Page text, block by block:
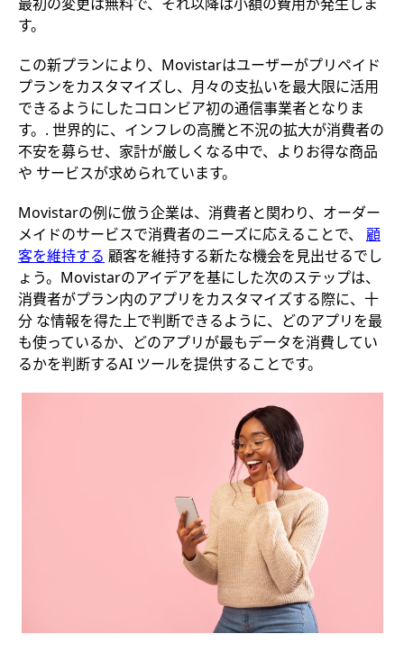
す。
この新プランにより、Movistarはユーザーがプリペイド
プランをカスタマイズし、月々の支払いを最大限に活用
できるようにしたコロンビア初の通信事業者となりま
す。. 世界的に、インフレの高騰と不況の拡大が消費者の
不安を募らせ、家計が厳しくなる中で、よりお得な商品
や サービスが求められています。
Movistarの例に倣う企業は、消費者と関わり、オーダー
メイドのサービスで消費者のニーズに応えることで、 顧
客を維持する 顧客を維持する新たな機会を見出せるでし
ょう。Movistarのアイデアを基にした次のステップは、
消費者がプラン内のアプリをカスタマイズする際に、十
分 な情報を得た上で判断できるように、どのアプリを最
も使っているか、どのアプリが最もデータを消費してい
るかを判断するAI ツールを提供することです。